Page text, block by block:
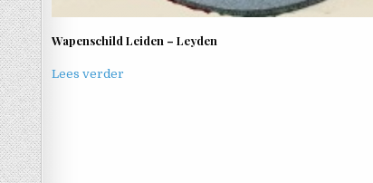
Wapenschild Leiden – Leyden
Lees verder